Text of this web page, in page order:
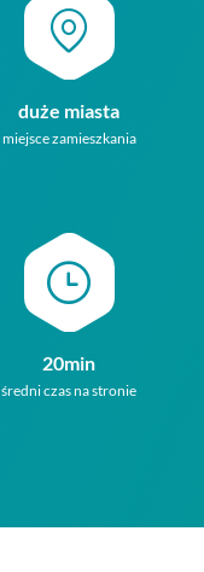
duże miasta
miejsce zamieszkania
20min
średni czas na stronie